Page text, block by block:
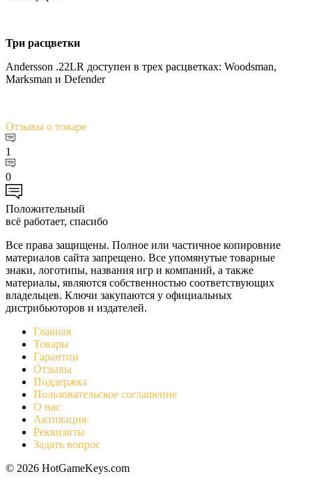
Три расцветки
Andersson .22LR доступен в трех расцветках: Woodsman,
Marksman и Defender
Отзывы о товаре
1
0
Положительный
всё работает, спасибо
Все права защищены. Полное или частичное копировние
материалов сайта запрещено. Все упомянутые товарные
знаки, логотипы, названия игр и компаний, а также
материалы, являются собственностью соответствующих
владельцев. Ключи закупаются у официальных
дистрибьюторов и издателей.
Главная
Товары
Гарантии
Отзывы
Поддержка
Пользовательское соглашение
О нас
Активация
Реквизиты
Задать вопрос
© 2026 HotGameKeys.com